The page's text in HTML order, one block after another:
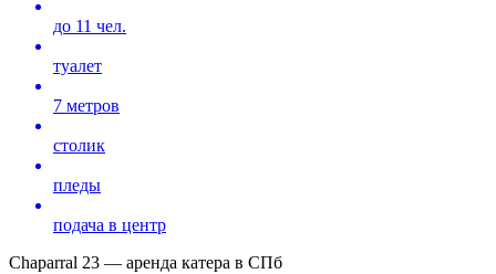
до 11 чел.
туалет
7 метров
столик
пледы
подача в центр
Chaparral 23 — аренда катера в СПб